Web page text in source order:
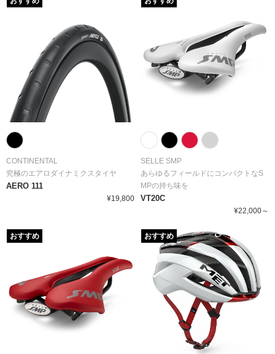
CONTINENTAL
究極のエアロダイナミクスタイヤ
AERO 111
¥19,800
SELLE SMP
あらゆるフィールドにコンパクトなS
MPの持ち味を
VT20C
¥22,000～
おすすめ おすすめ